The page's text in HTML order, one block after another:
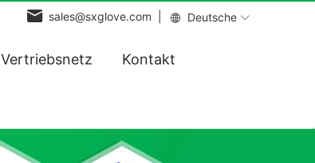
Deutsche
sales@sxglove.com |
Vertriebsnetz Kontakt